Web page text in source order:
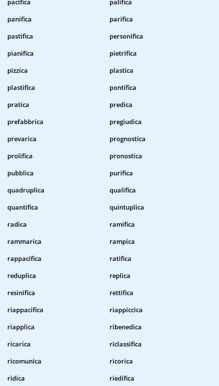
pacifica
palifica
panifica
parifica
pastifica
personifica
pianifica
pietrifica
pizzica
plastica
plastifica
pontifica
pratica
predica
prefabbrica
pregiudica
prevarica
prognostica
prolifica
pronostica
pubblica
purifica
quadruplica
qualifica
quantifica
quintuplica
radica
ramifica
rammarica
rampica
rappacifica
ratifica
reduplica
replica
resinifica
rettifica
riappacifica
riappiccica
riapplica
ribenedica
ricarica
riclassifica
ricomunica
ricorica
ridica
riedifica